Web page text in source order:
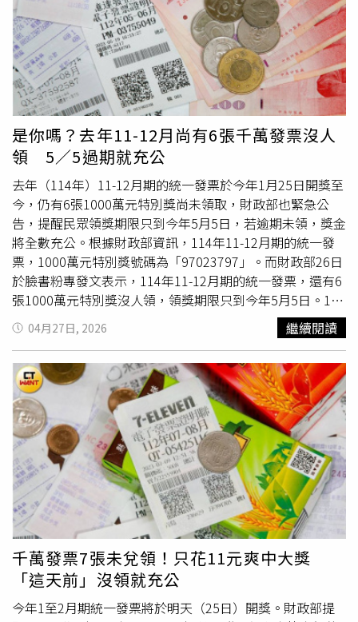
路252-1號1樓（三郎便當）食品110元2、桃園市龜山區大
同路222號（全聯）食品等168元3、桃園市八德區福德一路
46、48號（7-ELEVEN）食品等116元4、台中市太平區長億
南街99巷35號1樓（大炳國際）食品1152元5、台中市北屯
區東山路1段338-1號（吉爾斯麵包）食品等478元6、高雄
市三民區建興路156號（大埔鐵板燒）餐費490元●100萬元
雲端發票專屬獎1、台北市信義區App Store應用程式消費
60元2、台北市信義區App Store應用程式消費330元3、台
北市信義區Facebook廣告費616元4、蝦皮購物，飲品928
元5、新北市三重區中央南路51號1樓及福和街35號1樓（全
家）飲品29元6、台南市安定區北園二路8號1樓（7-
ELEVEN）食品55元7、高雄市楠梓區研發路66號3樓（7-
ELEVEN）食品64元。財政部也提醒，為避免錯過獎金，建
議先設定領獎帳戶，於開獎前登入「財政部電子發票整合服
務平台」的領獎設定頁面啟用匯款，未來手機條碼（含已歸
戶載具）的雲端發票若中獎，獎金將於領獎首日（遇例假日
順延至次一營業日）自動入帳。如雲端發票已歸戶但未設定
自動匯款，須透過APP「我要領獎」或「快速領獎」來領
獎，或使用超商多媒體服務機列印中獎證明後紙本領獎；若
未歸戶，則需營業人通知，或至平台／超商多媒體服務機查
詢中獎，再以紙本方式領獎。
是你嗎？去年11-12月尚有6張千萬發票沒人
領 5／5過期就充公
去年（114年）11-12月期的統一發票於今年1月25日開獎至
今，仍有6張1000萬元特別獎尚未領取，財政部也緊急公
告，提醒民眾領獎期限只到今年5月5日，若逾期未領，獎金
將全數充公。根據財政部資訊，114年11-12月期的統一發
票，1000萬元特別獎號碼為「97023797」。而財政部26日
於臉書粉專發文表示，114年11-12月期的統一發票，還有6
張1000萬元特別獎沒人領，領獎期限只到今年5月5日。1、
基隆市安樂區安樂路2段127號（中華電信）通話費173元
（雲端發票）2、台北市內湖區舊宗路1段268號
（COSTCO）消費5913元（雲端發票）3、新北市淡水區中
山北路2段188巷16號（全家）食品49元（雲端發票）4、新
北市樹林區樹新路40-6號（春水堂人文茶館）消費500元
（電子發票證明聯）5、桃園市龜山區頂湖路33號
（Gogoro）服務費11元（雲端發票）6、台中市東區大智
路350巷2號（全聯）消費607元（電子發票證明聯） 財政
部也提醒，為避免錯過獎金，建議先設定領獎帳戶，於開獎
前登入「財政部電子發票整合服務平台」的領獎設定頁面啟
用匯款，未來手機條碼（含已歸戶載具）的雲端發票若中
獎，獎金將於領獎首日（遇例假日順延至次一營業日）自動
入帳。如雲端發票已歸戶但未設定自動匯款，須透過
APP「我要領獎」或「快速領獎」來領獎，或使用超商多媒
體服務機列印中獎證明後紙本領獎；若未歸戶，則需營業人
通知，或至平台／超商多媒體服務機查詢中獎，再以紙本方
04月27日, 2026 繼續閱讀
千萬發票7張未兌領！只花11元爽中大獎
「這天前」沒領就充公
今年1至2月期統一發票將於明天（25日）開獎。財政部提